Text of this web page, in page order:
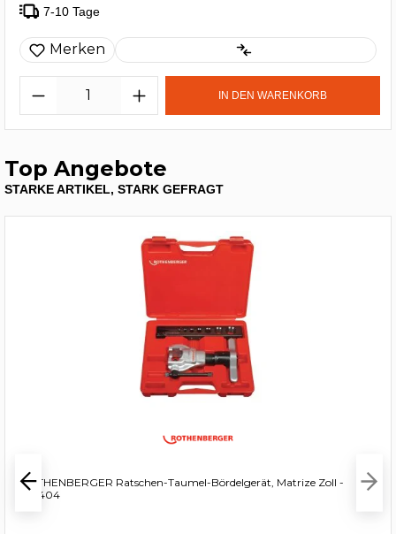
7-10 Tage
Merken
IN DEN WARENKORB
Top Angebote
STARKE ARTIKEL, STARK GEFRAGT
ROTHENBERGER Ratschen-Taumel-Bördelgerät, Matrize Zoll -
222404